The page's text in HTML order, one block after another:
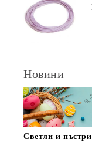
Новини
Светли и